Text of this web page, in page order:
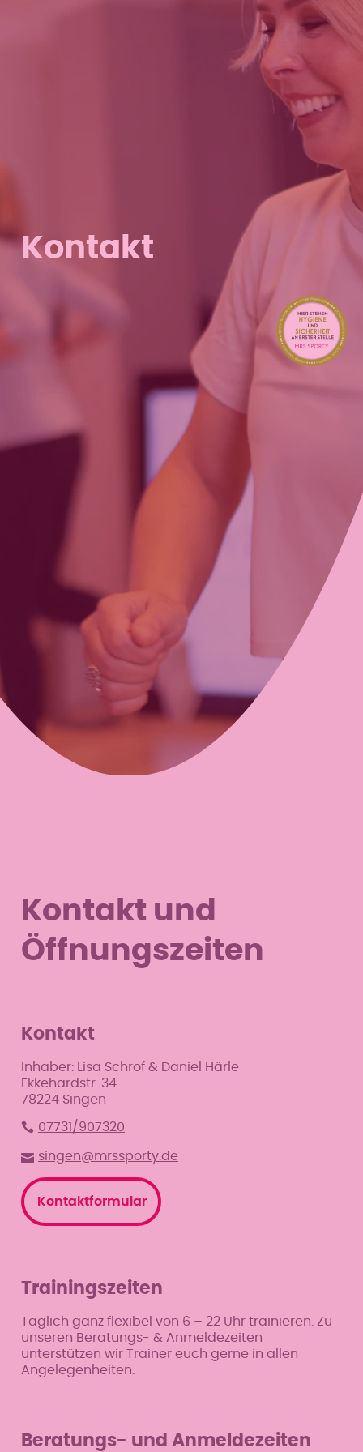
Kontakt
Kontakt und
Öffnungszeiten
Kontakt
Inhaber: Lisa Schrof & Daniel Härle
Ekkehardstr. 34
78224 Singen
07731/907320
singen@mrssporty.de
Kontaktformular
Trainingszeiten
Täglich ganz flexibel von 6 – 22 Uhr trainieren. Zu
unseren Beratungs- & Anmeldezeiten
unterstützen wir Trainer euch gerne in allen
Angelegenheiten.
Beratungs- und Anmeldezeiten